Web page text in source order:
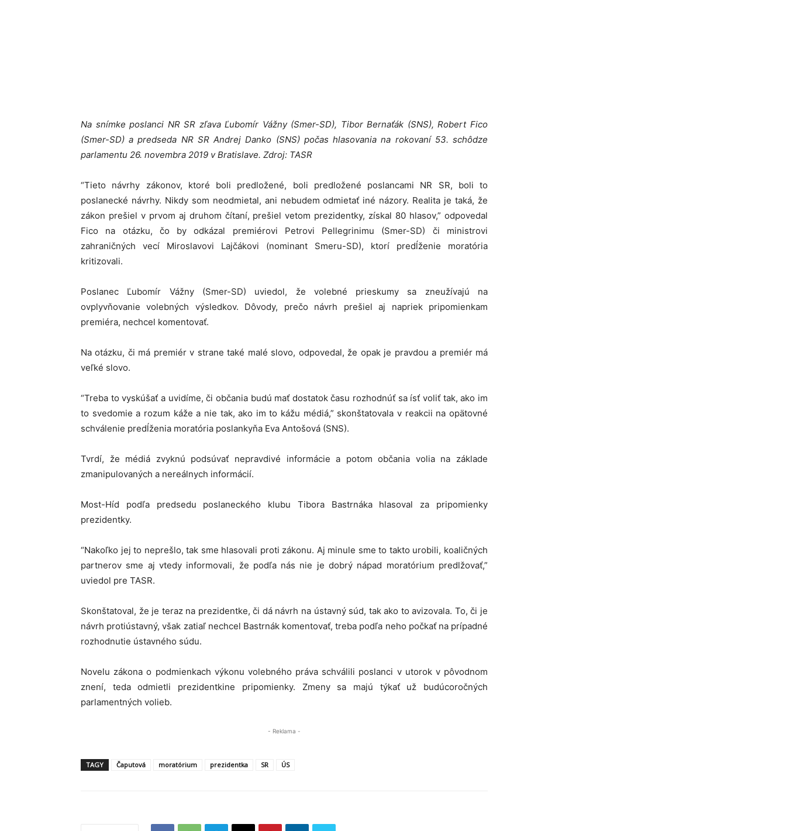
Na snímke poslanci NR SR zľava Ľubomír Vážny (Smer-SD), Tibor Bernaťák (SNS), Robert Fico
(Smer-SD) a predseda NR SR Andrej Danko (SNS) počas hlasovania na rokovaní 53. schôdze
parlamentu 26. novembra 2019 v Bratislave. Zdroj: TASR
“Tieto návrhy zákonov, ktoré boli predložené, boli predložené poslancami NR SR, boli to
poslanecké návrhy. Nikdy som neodmietal, ani nebudem odmietať iné názory. Realita je taká, že
zákon prešiel v prvom aj druhom čítaní, prešiel vetom prezidentky, získal 80 hlasov,” odpovedal
Fico na otázku, čo by odkázal premiérovi Petrovi Pellegrinimu (Smer-SD) či ministrovi
zahraničných vecí Miroslavovi Lajčákovi (nominant Smeru-SD), ktorí predĺženie moratória
kritizovali.
Poslanec Ľubomír Vážny (Smer-SD) uviedol, že volebné prieskumy sa zneužívajú na
ovplyvňovanie volebných výsledkov. Dôvody, prečo návrh prešiel aj napriek pripomienkam
premiéra, nechcel komentovať.
Na otázku, či má premiér v strane také malé slovo, odpovedal, že opak je pravdou a premiér má
veľké slovo.
“Treba to vyskúšať a uvidíme, či občania budú mať dostatok času rozhodnúť sa ísť voliť tak, ako im
to svedomie a rozum káže a nie tak, ako im to kážu médiá,” skonštatovala v reakcii na opätovné
schválenie predĺženia moratória poslankyňa Eva Antošová (SNS).
Tvrdí, že médiá zvyknú podsúvať nepravdivé informácie a potom občania volia na základe
zmanipulovaných a nereálnych informácií.
Most-Híd podľa predsedu poslaneckého klubu Tibora Bastrnáka hlasoval za pripomienky
prezidentky.
“Nakoľko jej to neprešlo, tak sme hlasovali proti zákonu. Aj minule sme to takto urobili, koaličných
partnerov sme aj vtedy informovali, že podľa nás nie je dobrý nápad moratórium predlžovať,”
uviedol pre TASR.
Skonštatoval, že je teraz na prezidentke, či dá návrh na ústavný súd, tak ako to avizovala. To, či je
návrh protiústavný, však zatiaľ nechcel Bastrnák komentovať, treba podľa neho počkať na prípadné
rozhodnutie ústavného súdu.
Novelu zákona o podmienkach výkonu volebného práva schválili poslanci v utorok v pôvodnom
znení, teda odmietli prezidentkine pripomienky. Zmeny sa majú týkať už budúcoročných
parlamentných volieb.
- Reklama -
TAGY Čaputová moratórium prezidentka SR ÚS